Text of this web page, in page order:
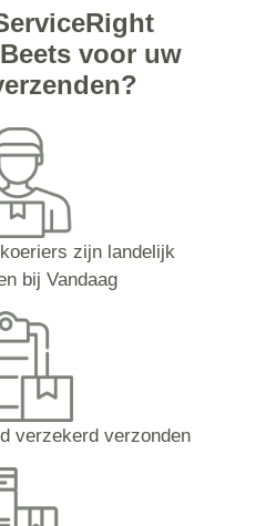
voor uw
zijn landelijk
bij Vandaag
verzekerd verzonden